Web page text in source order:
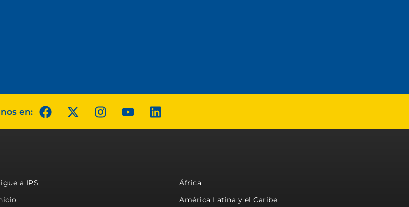
en:
a IPS
África
América Latina y el Caribe